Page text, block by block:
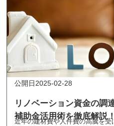
リノベーション資金の調
補助金活用術を徹底解説
2025-02-28
近年の建材費や人件費の高騰を